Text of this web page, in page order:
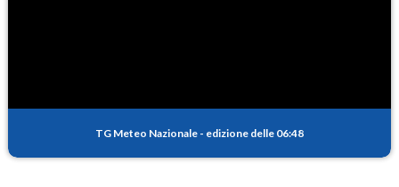
TG Meteo Nazionale - edizione delle 06:48